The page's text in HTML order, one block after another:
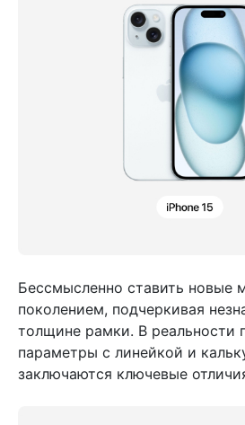
Бессмысленно ставить новые
поколением, подчеркивая
толщине рамки. В реальности
параметры с линейкой и
заключаются ключевые